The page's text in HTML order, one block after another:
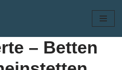
– Betten